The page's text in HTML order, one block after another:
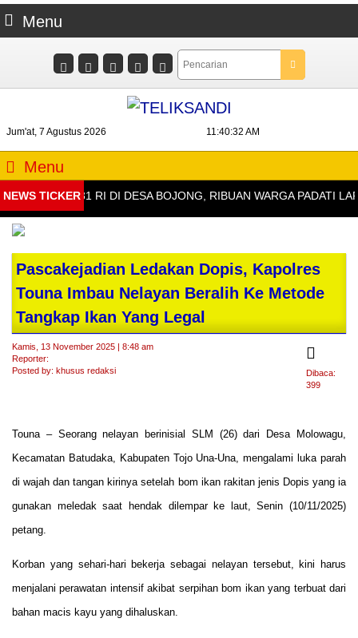
Menu
Jum'at, 7 Agustus 2026 11:40:33 AM
Menu
NEWS TICKER
HUT KE-81 RI DI DESA BOJONG, RIBUAN WARGA PADATI
Pascakejadian Ledakan Dopis, Kapolres
Touna Imbau Nelayan Beralih Ke Metode
Tangkap Ikan Yang Legal
Kamis, 13 November 2025 | 8:48 am
Reporter:
Posted by: khusus redaksi
Dibaca:
399
Touna – Seorang nelayan berinisial SLM (26) dari Desa Molowagu,
Kecamatan Batudaka, Kabupaten Tojo Una-Una, mengalami luka parah
di wajah dan tangan kirinya setelah bom ikan rakitan jenis Dopis yang ia
gunakan meledak saat hendak dilempar ke laut, Senin (10/11/2025)
petang.
Korban yang sehari-hari bekerja sebagai nelayan tersebut, kini harus
menjalani perawatan intensif akibat serpihan bom ikan yang terbuat dari
bahan macis kayu yang dihaluskan.